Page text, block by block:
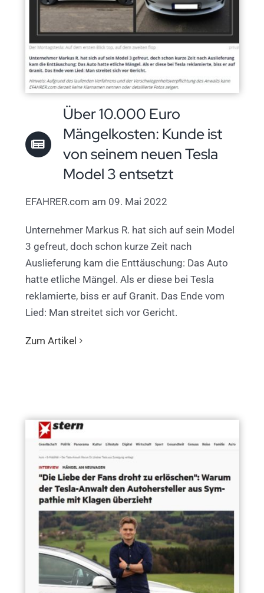
Über 10.000 Euro
Mängelkosten: Kunde ist
von seinem neuen Tesla
Model 3 entsetzt
EFAHRER.com am 09. Mai 2022
Unternehmer Markus R. hat sich auf sein Model
3 gefreut, doch schon kurze Zeit nach
Auslieferung kam die Enttäuschung: Das Auto
hatte etliche Mängel. Als er diese bei Tesla
reklamierte, biss er auf Granit. Das Ende vom
Lied: Man streitet sich vor Gericht.
Zum Artikel